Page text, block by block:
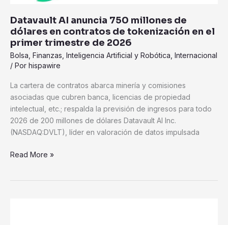
Datavault AI anuncia 750 millones de
dólares en contratos de tokenización en el
primer trimestre de 2026
Bolsa Finanzas Inteligencia Artificial y Robótica Internacional
/ Por hispawire
La cartera de contratos abarca minería y comisiones
asociadas que cubren banca, licencias de propiedad
intelectual, etc.; respalda la previsión de ingresos para todo
2026 de 200 millones de dólares Datavault AI Inc.
(NASDAQ:DVLT), líder en valoración de datos impulsada
dólares
en
contratos
de
tokenización
el
primer
trimestre
de
2026
Read More »